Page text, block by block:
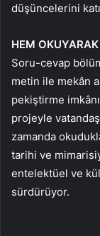
düşüncelerini
HEM
Soru-cevap
metin ile mekân
pekiştirme
projeyle
zamanda
tarihi ve
entelektüel ve
sürdürüyor.